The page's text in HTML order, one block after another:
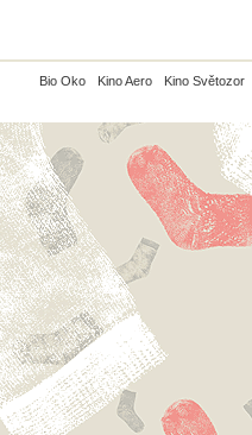
Bio Oko Kino Aero Kino Světozor